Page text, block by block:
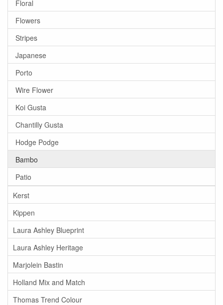
Floral
Flowers
Stripes
Japanese
Porto
Wire Flower
Koi Gusta
Chantilly Gusta
Hodge Podge
Bambo
Patio
Kerst
Kippen
Laura Ashley Blueprint
Laura Ashley Heritage
Marjolein Bastin
Holland Mix and Match
Thomas Trend Colour